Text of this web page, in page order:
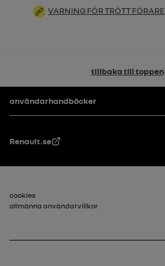
VARNING FÖR TRÖTT FÖRARE
tillbaka till toppen
Footer
användarhandböcker
Renault.se
Sidfot_2
cookies
allmänna användarvillkor